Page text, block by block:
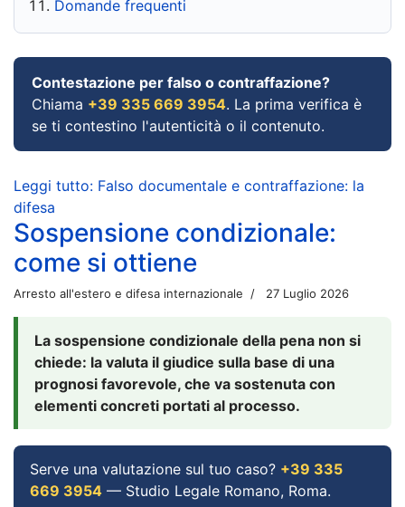
Domande frequenti
Contestazione per falso o contraffazione?
Chiama +39 335 669 3954. La prima verifica è
se ti contestino l'autenticità o il contenuto.
Leggi tutto: Falso documentale e contraffazione: la
difesa
Sospensione condizionale:
come si ottiene
Arresto all'estero e difesa internazionale 27 Luglio 2026
La sospensione condizionale della pena non si
chiede: la valuta il giudice sulla base di una
prognosi favorevole, che va sostenuta con
elementi concreti portati al processo.
Serve una valutazione sul tuo caso? +39 335
669 3954 — Studio Legale Romano, Roma.